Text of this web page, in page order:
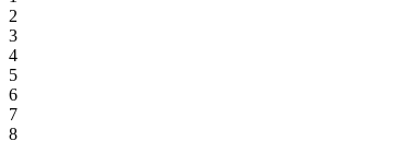
2
3
4
5
6
7
8